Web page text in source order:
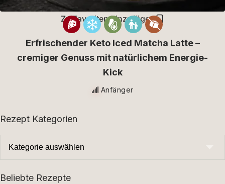
Zu Favoriten hinzufügen
Erfrischender Keto Iced Matcha Latte –
cremiger Genuss mit natürlichem Energie-
Kick
Anfänger
Rezept Kategorien
Beliebte Rezepte